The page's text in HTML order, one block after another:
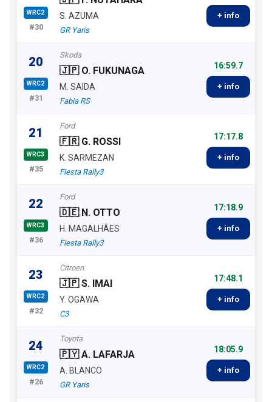
WRC2
#30
S. AZUMA
GR Yaris
+ info
20
WRC2
#31
Skoda
🇯🇵 O. FUKUNAGA
M. SAIDA
Fabia RS
16:59.7
+ info
21
WRC3
#35
Ford
🇫🇷 G. ROSSI
K. SARMEZAN
Fiesta Rally3
17:17.8
+ info
22
WRC3
#36
Ford
🇩🇪 N. OTTO
H. MAGALHÃES
Fiesta Rally3
17:18.9
+ info
23
WRC2
#32
Citroen
🇯🇵 S. IMAI
Y. OGAWA
C3
17:48.1
+ info
24
WRC2
#26
Toyota
🇵🇾 A. LAFARJA
A. BLANCO
GR Yaris
18:05.9
+ info